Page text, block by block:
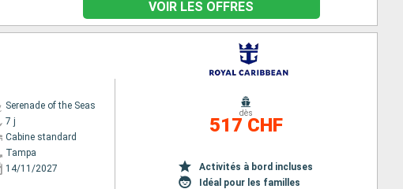
VOIR LES OFFRES
Serenade of the Seas
7 j
Cabine standard
Tampa
14/11/2027
dès
517 CHF
Activités à bord incluses
Idéal pour les familles